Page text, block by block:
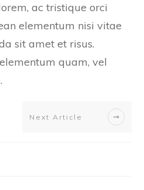
ac tristique orci
elementum nisi vitae
sit amet et risus.
quam, vel
Next Article